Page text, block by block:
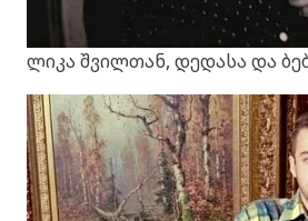
ლიკა შვილთან, დედასა და